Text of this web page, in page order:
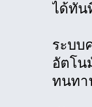
ได้ทัน
ระบบ
อัตโน
ทนทา